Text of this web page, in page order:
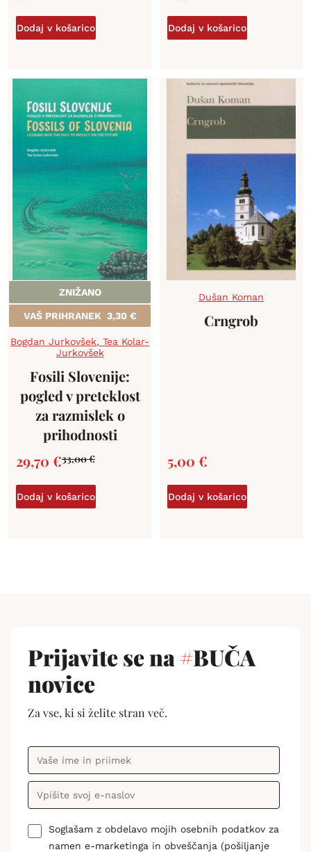
Dodaj v košarico Dodaj v košarico
ZNIŽANO
VAŠ PRIHRANEK 3,30 €
Bogdan Jurkovšek, Tea Kolar-
Jurkovšek
Fosili Slovenije:
pogled v preteklost
za razmislek o
prihodnosti
33,00€
29,70 €
Dodaj v košarico
Dušan Koman
Crngrob
5,00 €
Dodaj v košarico
Prijavite se na#BUČA
novice
Za vse, ki si želite stran več.
Soglašam z obdelavo mojih osebnih podatkov za
namen e-marketinga in obveščanja (pošiljanje